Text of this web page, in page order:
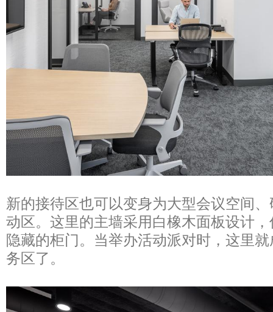
新的接待区也可以变身为大型会议空间
动区。这里的主墙采用白橡木面板设计
隐藏的柜门。当举办活动派对时，这里
务区了。